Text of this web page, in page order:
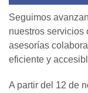
Seguimos
nuestros servicios
asesorías
eficiente y
A partir del 12 de